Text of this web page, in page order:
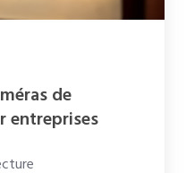
de
entreprises